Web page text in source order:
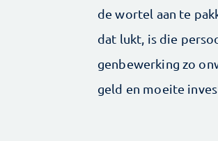
de wortel aan te
dat lukt, is die
genbewerking zo
geld en moeite